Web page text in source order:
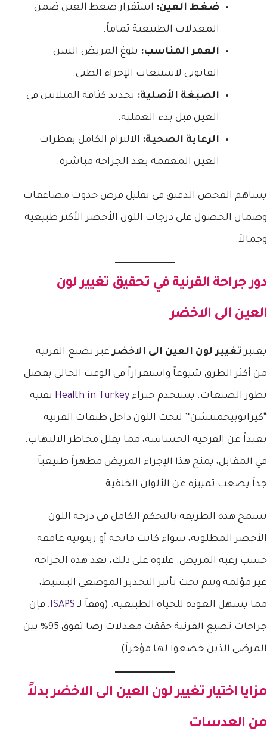
ضغط العين: استقرار ضغط العين ضمن
المعدلات الطبيعية تماماً.
العمر المناسب: بلوغ المريض السن
القانوني لاستيعاب الإجراء الطبي.
الصبغة الأصلية: تحديد كثافة الميلانين في
العين قبل بدء العملية.
الرعاية الصحية: الالتزام الكامل بقطرات
العين المعقمة بعد الجراحة مباشرة.
يساهم الفحص الدقيق في تقليل فرص حدوث مضاعفات
وضمان الحصول على درجات اللون الأخضر الأكثر طبيعية
وجمالاً.
دور جراحة القرنية في تحقيق تغيير لون
العين الى الاخضر
يعتبر تغيير لون العين الى الاخضرعبر تصبغ القرنية
من أكثر الطرق شيوعاً واستقراراً في الوقت الحالي بفضل
تطور الصبغات. يستخدم خبراء Health in Turkey تقنية
“كيراتوبيجمنتشن” لنحت اللون داخل طبقات القرنية
بعيداً عن القزحية الحساسة، مما يقلل مخاطر الالتهاب.
في المقابل، يمنح هذا الإجراء المريض مظهراً طبيعياً
جداً يصعب تمييزه عن الألوان الخلقية.
تسمح هذه الطريقة بالتحكم الكامل في درجة اللون
الأخضر المطلوبة، سواء كانت فاتحة أو زيتونية غامقة
حسب رغبة المريض. علاوة على ذلك، تعد هذه الجراحة
غير مؤلمة وتتم تحت تأثير التخدير الموضعي البسيط،
مما يسهل العودة للحياة الطبيعية. (وفقاً لـ ISAPS, فإن
جراحات تصبغ القرنية حققت معدلات رضا تفوق 95% بين
المرضى الذين خضعوا لها مؤخراً).
مزايا اختيارتغيير لون العين الى الاخضربدلاً
من العدسات